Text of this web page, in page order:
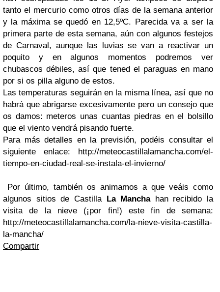
tanto el mercurio como otros días de la semana anterior
y la máxima se quedó en 12,5ºC. Parecida va a ser la
primera parte de esta semana, aún con algunos festejos
de Carnaval, aunque las luvias se van a reactivar un
poquito y en algunos momentos podremos ver
chubascos débiles, así que tened el paraguas en mano
por si os pilla alguno de estos.
Las temperaturas seguirán en la misma línea, así que no
habrá que abrigarse excesivamente pero un consejo que
os damos: meteros unas cuantas piedras en el bolsillo
que el viento vendrá pisando fuerte.
Para más detalles en la previsión, podéis consultar el
siguiente enlace: http://meteocastillalamancha.com/el-
tiempo-en-ciudad-real-se-instala-el-invierno/
Por último, también os animamos a que veáis como
algunos sitios de Castilla La Manchahan recibido la
visita de la nieve (¡por fin!) este fin de semana:
http://meteocastillalamancha.com/la-nieve-visita-castilla-
la-mancha/
Compartir